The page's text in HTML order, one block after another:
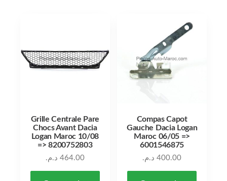
Grille Centrale Pare
Chocs Avant Dacia
Logan Maroc 10/08
=> 8200752803
464.00 د.م.
Compas Capot
Gauche Dacia Logan
Maroc 06/05 =>
6001546875
400.00 د.م.